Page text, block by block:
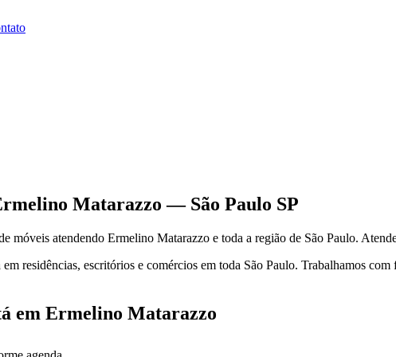
Matarazzo — São Paulo SP
móveis atendendo Ermelino Matarazzo e toda a região de São Paulo.
residências, escritórios e comércios em toda São Paulo. Trabalhamos
em Ermelino Matarazzo